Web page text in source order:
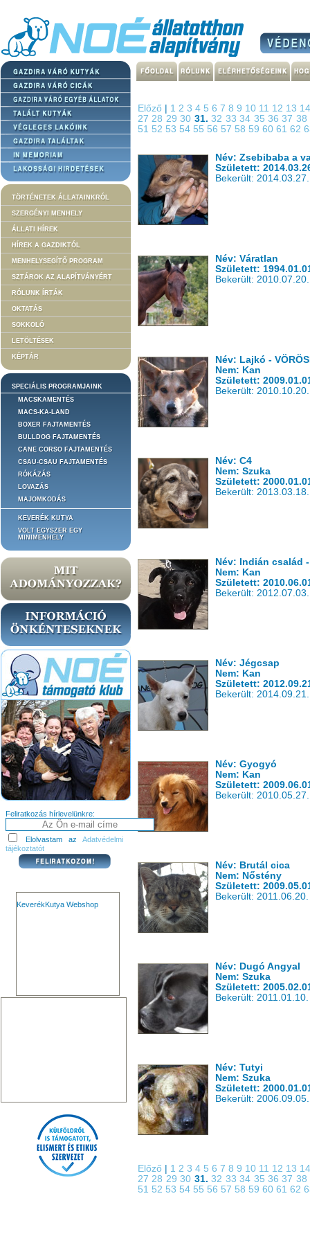
TÖRTÉNETEK ÁLLATAINKRÓL
SZERGÉNYI MENHELY
ÁLLATI HÍREK
HÍREK A GAZDIKTÓL
MENHELYSEGÍTŐ PROGRAM
SZTÁROK AZ ALAPÍTVÁNYÉRT
RÓLUNK ÍRTÁK
OKTATÁS
SOKKOLÓ
LETÖLTÉSEK
KÉPTÁR
SPECIÁLIS PROGRAMJAINK
MACSKAMENTÉS
MACS-KA-LAND
BOXER FAJTAMENTÉS
BULLDOG FAJTAMENTÉS
CANE CORSO FAJTAMENTÉS
CSAU-CSAU FAJTAMENTÉS
RÓKÁZÁS
LOVAZÁS
MAJOMKODÁS
KEVERÉK KUTYA
VOLT EGYSZER EGY
MINIMENHELY
Feliratkozás hírlevelünkre:
Elolvastam az Adatvédelmi
tájékoztatót
KeverékKutya Webshop
Előző 1 2 3 4 5 6 7 8 9 10 11 12 13
2728 2930 31. 32 3334 35 3637 38
51 52 53 54 55 56 57 58 59 60 61 62
Név: Zsebibaba a
Született:
Bekerült: 2014.03.27.
Név: Váratlan
Született:
Bekerült: 2010.07.20.
Név: Lajkó -
Nem: Kan
Született:
Bekerült: 2010.10.20.
Név: C4
Nem: Szuka
Született:
Bekerült: 2013.03.18.
Név: Indián család
Nem: Kan
Született:
Bekerült: 2012.07.03.
Név: Jégcsap
Nem: Kan
Született:
Bekerült: 2014.09.21.
Név: Gyogyó
Nem: Kan
Született:
Bekerült: 2010.05.27.
Név: Brutál cica
Nem: Nőstény
Született:
Bekerült: 2011.06.20.
Név: Dugó Angyal
Nem: Szuka
Született:
Bekerült: 2011.01.10.
Név: Tutyi
Nem: Szuka
Született:
Bekerült: 2006.09.05.
Előző 1 2 3 4 5 6 7 8 9 10 11 12 13
2728 2930 31. 32 3334 35 3637 38
51 52 53 54 55 56 57 58 59 60 61 62